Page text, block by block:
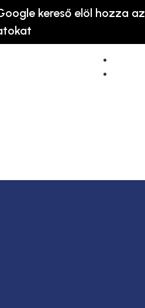
kereső elöl hozza az